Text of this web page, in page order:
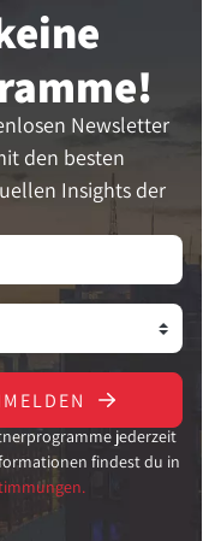
Newsletter
den besten
Insights der
jederzeit
findest du in